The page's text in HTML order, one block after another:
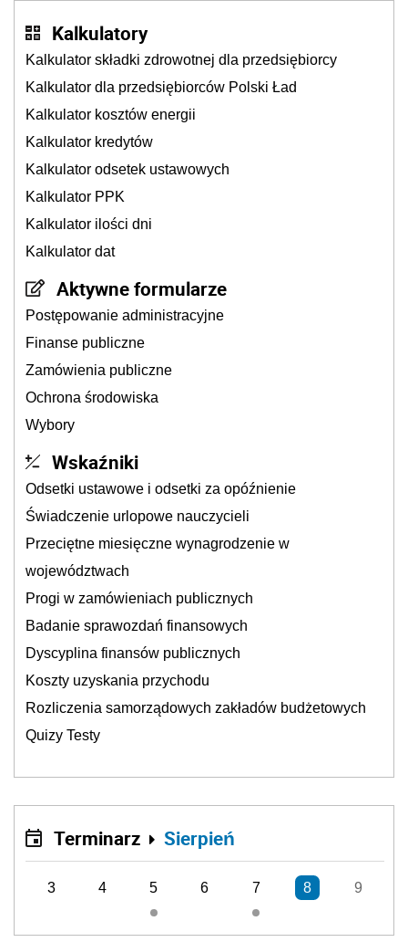
Kalkulatory
Kalkulator składki zdrowotnej dla przedsiębiorcy
Kalkulator dla przedsiębiorców Polski Ład
Kalkulator kosztów energii
Kalkulator kredytów
Kalkulator odsetek ustawowych
Kalkulator PPK
Kalkulator ilości dni
Kalkulator dat
Aktywne formularze
Postępowanie administracyjne
Finanse publiczne
Zamówienia publiczne
Ochrona środowiska
Wybory
Wskaźniki
Odsetki ustawowe i odsetki za opóźnienie
Świadczenie urlopowe nauczycieli
Przeciętne miesięczne wynagrodzenie w
województwach
Progi w zamówieniach publicznych
Badanie sprawozdań finansowych
Dyscyplina finansów publicznych
Koszty uzyskania przychodu
Rozliczenia samorządowych zakładów budżetowych
Quizy Testy
Terminarz Sierpień
3 4 5 6 7 8 9